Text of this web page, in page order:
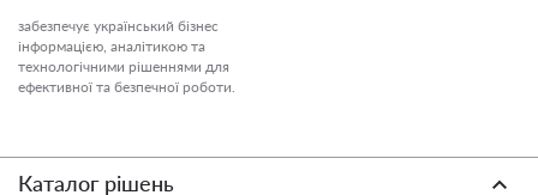
забезпечує український бізнес
інформацією, аналітикою та
технологічними рішеннями для
ефективної та безпечної роботи.
Каталог рішень